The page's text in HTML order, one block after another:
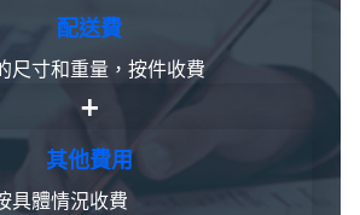
配送費
尺寸和重量，按件收費
+
其他費用
具體情況收費